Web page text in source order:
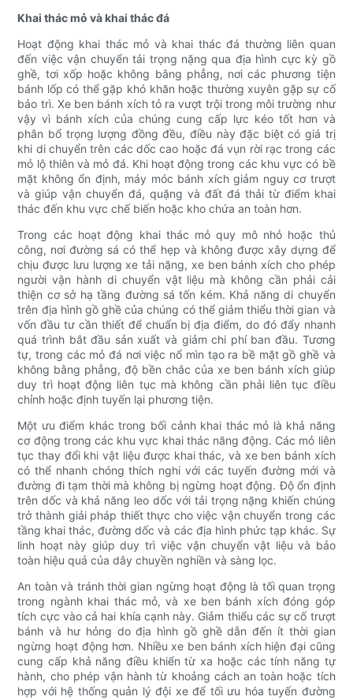
Khai thác mỏ và khai thác đá
Hoạt động khai thác mỏ và khai thác đá thường liên quan
đến việc vận chuyển tải trọng nặng qua địa hình cực kỳ gồ
ghề, tơi xốp hoặc không bằng phẳng, nơi các phương tiện
bánh lốp có thể gặp khó khăn hoặc thường xuyên gặp sự cố
bảo trì. Xe ben bánh xích tỏ ra vượt trội trong môi trường như
vậy vì bánh xích của chúng cung cấp lực kéo tốt hơn và
phân bổ trọng lượng đồng đều, điều này đặc biệt có giá trị
khi di chuyển trên các dốc cao hoặc đá vụn rời rạc trong các
mỏ lộ thiên và mỏ đá. Khi hoạt động trong các khu vực có bề
mặt không ổn định, máy móc bánh xích giảm nguy cơ trượt
và giúp vận chuyển đá, quặng và đất đá thải từ điểm khai
thác đến khu vực chế biến hoặc kho chứa an toàn hơn.
Trong các hoạt động khai thác mỏ quy mô nhỏ hoặc thủ
công, nơi đường sá có thể hẹp và không được xây dựng để
chịu được lưu lượng xe tải nặng, xe ben bánh xích cho phép
người vận hành di chuyển vật liệu mà không cần phải cải
thiện cơ sở hạ tầng đường sá tốn kém. Khả năng di chuyển
trên địa hình gồ ghề của chúng có thể giảm thiểu thời gian và
vốn đầu tư cần thiết để chuẩn bị địa điểm, do đó đẩy nhanh
quá trình bắt đầu sản xuất và giảm chi phí ban đầu. Tương
tự, trong các mỏ đá nơi việc nổ mìn tạo ra bề mặt gồ ghề và
không bằng phẳng, độ bền chắc của xe ben bánh xích giúp
duy trì hoạt động liên tục mà không cần phải liên tục điều
chỉnh hoặc định tuyến lại phương tiện.
Một ưu điểm khác trong bối cảnh khai thác mỏ là khả năng
cơ động trong các khu vực khai thác năng động. Các mỏ liên
tục thay đổi khi vật liệu được khai thác, và xe ben bánh xích
có thể nhanh chóng thích nghi với các tuyến đường mới và
đường đi tạm thời mà không bị ngừng hoạt động. Độ ổn định
trên dốc và khả năng leo dốc với tải trọng nặng khiến chúng
trở thành giải pháp thiết thực cho việc vận chuyển trong các
tầng khai thác, đường dốc và các địa hình phức tạp khác. Sự
linh hoạt này giúp duy trì việc vận chuyển vật liệu và bảo
toàn hiệu quả của dây chuyền nghiền và sàng lọc.
An toàn và tránh thời gian ngừng hoạt động là tối quan trọng
trong ngành khai thác mỏ, và xe ben bánh xích đóng góp
tích cực vào cả hai khía cạnh này. Giảm thiểu các sự cố trượt
bánh và hư hỏng do địa hình gồ ghề dẫn đến ít thời gian
ngừng hoạt động hơn. Nhiều xe ben bánh xích hiện đại cũng
cung cấp khả năng điều khiển từ xa hoặc các tính năng tự
hành, cho phép vận hành từ khoảng cách an toàn hoặc tích
hợp với hệ thống quản lý đội xe để tối ưu hóa tuyến đường